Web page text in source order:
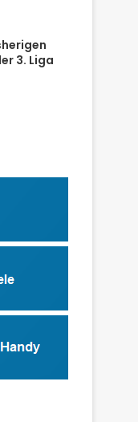
3. Liga